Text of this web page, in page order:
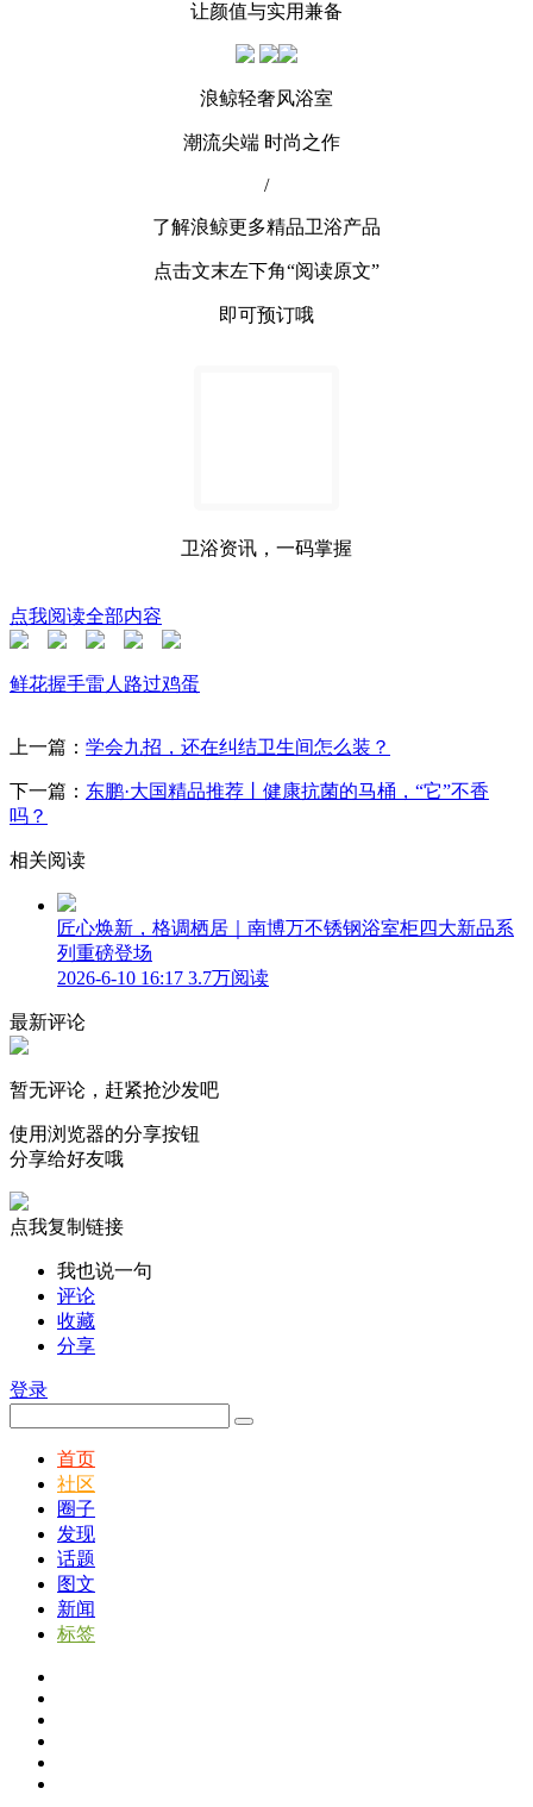
让颜值与实用兼备
浪鲸轻奢风浴室
潮流尖端 时尚之作
/
了解浪鲸更多精品卫浴产品
点击文末左下角“阅读原文”
即可预订哦
卫浴资讯，一码掌握
点我阅读全部内容
鲜花握手雷人 路过鸡蛋
上一篇： 学会九招，还在纠结卫生间怎么装？
下一篇： 东鹏·大国精品推荐丨健康抗菌的马桶，“它”不香
吗？
相关阅读
匠心焕新，格调栖居｜南博万不锈钢浴室柜四大新品系
列重磅登场
2026-6-10 16:17 3.7万阅读
最新评论
暂无评论，赶紧抢沙发吧
使用浏览器的分享按钮
分享给好友哦
点我复制链接
我也说一句
评论
收藏
分享
登录
首页
社区
圈子
发现
话题
图文
新闻
标签